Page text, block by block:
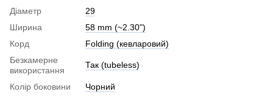
Діаметр
29
Ширина
58 mm (~2.30")
Корд
Folding (кевларовий)
Безкамерне
використання
Так (tubeless)
Колір боковини Чорний